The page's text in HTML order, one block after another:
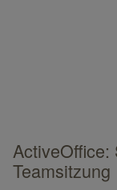
Teamsitzung